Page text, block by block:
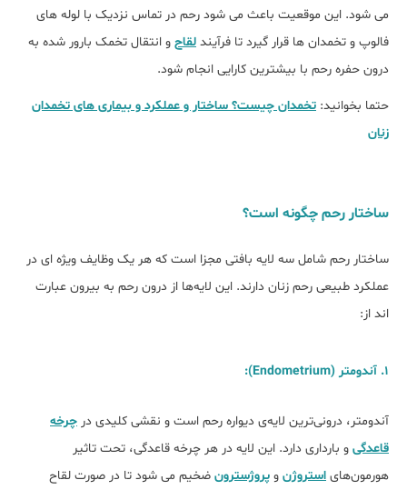
می ‌شود. این موقعیت باعث می‌ شود رحم در تماس نزدیک با لوله ‌های
فالوپ و تخمدان ‌ها قرار گیرد تا فرآیند لقاح و انتقال تخمک بارور ‌شده به
درون حفره رحم با بیشترین کارایی انجام شود.
حتما بخوانید: تخمدان چیست؟ ساختار و عملکرد و بیماری های تخمدان
زنان
ساختار رحم چگونه است؟
ساختار رحم شامل سه لایه بافتی مجزا است که هر یک وظایف ویژه ‌ای در
عملکرد طبیعی رحم زنان دارند. این لایه‌ها از درون رحم به بیرون عبارت
‌اند از:
1. آندومتر (Endometrium):
آندومتر، درونی‌ترین لایه‌ی دیواره رحم است و نقشی کلیدی در چرخه
قاعدگی و بارداری دارد. این لایه در هر چرخه قاعدگی، تحت تاثیر
هورمون‌های استروژن و پروژسترون ضخیم می شود تا در صورت لقاح